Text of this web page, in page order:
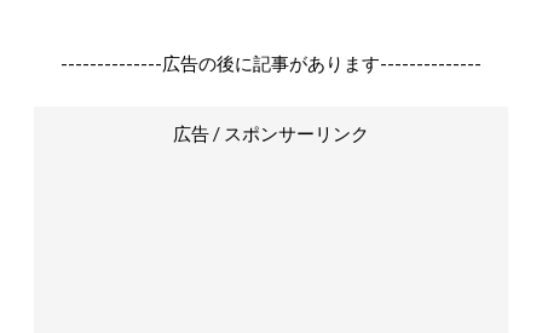
--------------広告の後に記事があります--------------
広告 / スポンサーリンク